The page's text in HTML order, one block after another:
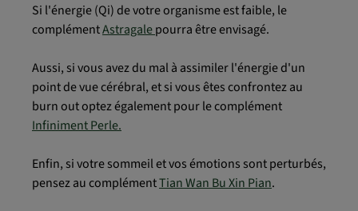
Si l'énergie (Qi) de votre organisme est faible, le
complémentAstragalepourra être envisagé.
Aussi, si vous avez du mal à assimiler l'énergie d'un
point de vue cérébral, et si vous êtes confrontez au
burn out optez également pour le complément
Infiniment Perle.
Enfin, si votre sommeil et vos émotions sont perturbés,
pensez au complémentTian Wan Bu Xin Pian.